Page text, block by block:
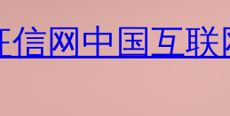
信网 中国互